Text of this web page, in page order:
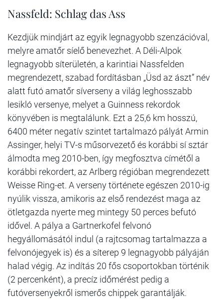
Nassfeld: Schlag das Ass
Kezdjük mindjárt az egyik legnagyobb szenzációval,
melyre amatőr síelő benevezhet. A Déli-Alpok
legnagyobb síterületén, a karintiai Nassfelden
megrendezett, szabad fordításban „Üsd az ászt” név
alatt futó amatőr síverseny a világ leghosszabb
lesikló versenye, melyet a Guinness rekordok
könyvében is megtalálunk. Ezt a 25,6 km hosszú,
6400 méter negatív szintet tartalmazó pályát Armin
Assinger, helyi TV-s műsorvezető és korábbi sí sztár
álmodta meg 2010-ben, így megfosztva címétől a
korábbi rekordert, az Arlberg régióban megrendezett
Weisse Ring-et. A verseny története egészen 2010-ig
nyúlik vissza, amikoris az első rendezést maga az
ötletgazda nyerte meg mintegy 50 perces befutó
idővel. A pálya a Gartnerkofel felvonó
hegyállomásától indul (a rajtcsomag tartalmazza a
felvonójegyek is) és a síterep 9 legnagyobb pályáján
halad végig. Az indítás 20 fős csoportokban történik
(2 percenként), a precíz időmérést pedig a
futóversenyekről ismerős chippek garantálják.